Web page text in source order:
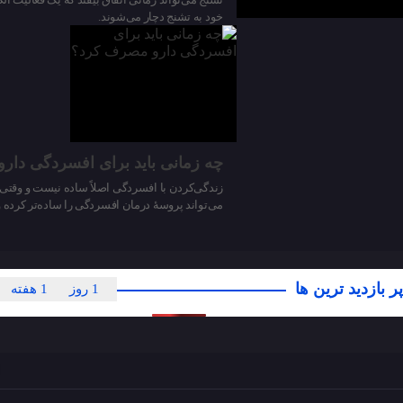
خود به تشنج دچار می‌شوند.
چه زمانی باید برای افسردگی
زندگی‌کردن با افسردگی اصلاً ساده نیست و وقتی
می‌تواند پروسهٔ درمان افسردگی را ساده‌تر
پر بازدید ترین ها 1 هفته 1 روز